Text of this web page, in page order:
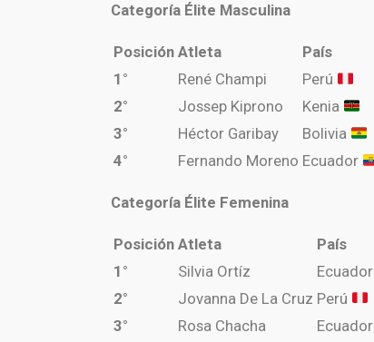
Categoría Élite Masculina
Posición Atleta País
1°
René Champi Perú
2°
Jossep Kiprono Kenia
3°
Héctor Garibay Bolivia
4°
Fernando Moreno Ecuador
Categoría Élite Femenina
Posición Atleta País
1°
Silvia Ortíz Ecuador
2°
Jovanna De La Cruz Perú
3°
Rosa Chacha Ecuador